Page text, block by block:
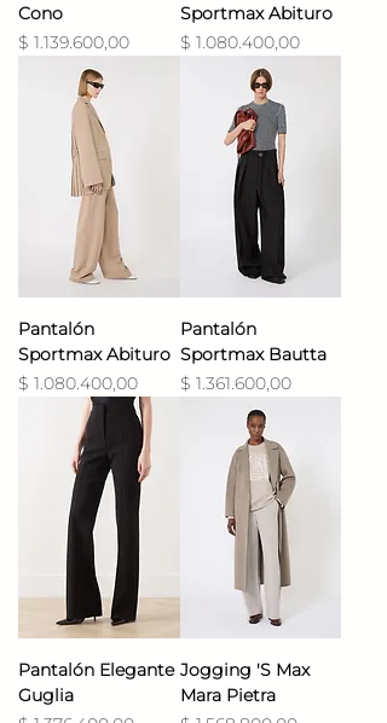
Cono
Precio
$ 1.139.600,00
Sportmax Abituro
Precio
$ 1.080.400,00
Pantalón
Sportmax Abituro
Precio
$ 1.080.400,00
Pantalón
Sportmax Bautta
Precio
$ 1.361.600,00
Pantalón Elegante
Guglia
Jogging 'S Max
Mara Pietra